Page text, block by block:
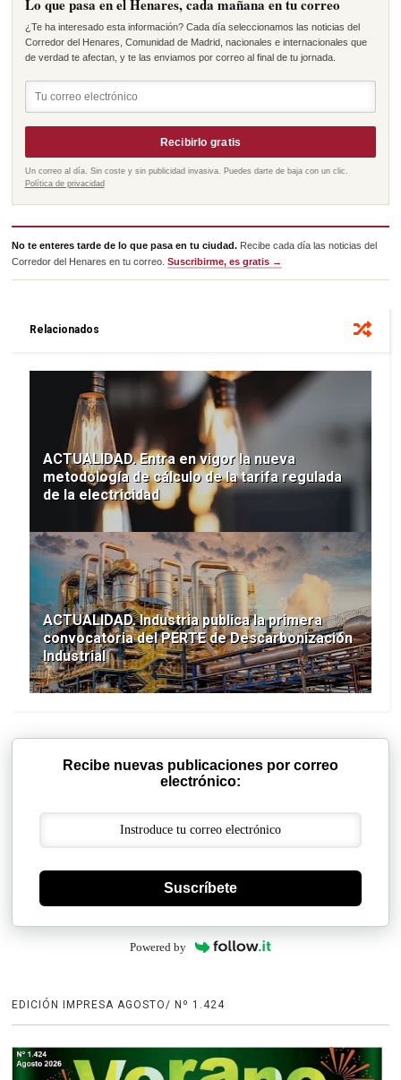
Lo que pasa en el Henares, cada mañana en tu correo
¿Te ha interesado esta información? Cada día seleccionamos las noticias del
Corredor del Henares, Comunidad de Madrid, nacionales e internacionales que
de verdad te afectan, y te las enviamos por correo al final de tu jornada.
Recibirlo gratis
Un correo al día. Sin coste y sin publicidad invasiva. Puedes darte de baja con un clic.
Política de privacidad
No te enteres tarde de lo que pasa en tu ciudad. Recibe cada día las noticias del
Corredor del Henares en tu correo.Suscribirme, es gratis →
Relacionados
ACTUALIDAD. Entra en vigor la nueva
metodología de cálculo de la tarifa regulada
de la electricidad
ACTUALIDAD. Industria publica la primera
convocatoria del PERTE de Descarbonización
Industrial
Recibe nuevas publicaciones por correo
electrónico:
Suscríbete
Powered by
EDICIÓN IMPRESA AGOSTO/ Nº 1.424